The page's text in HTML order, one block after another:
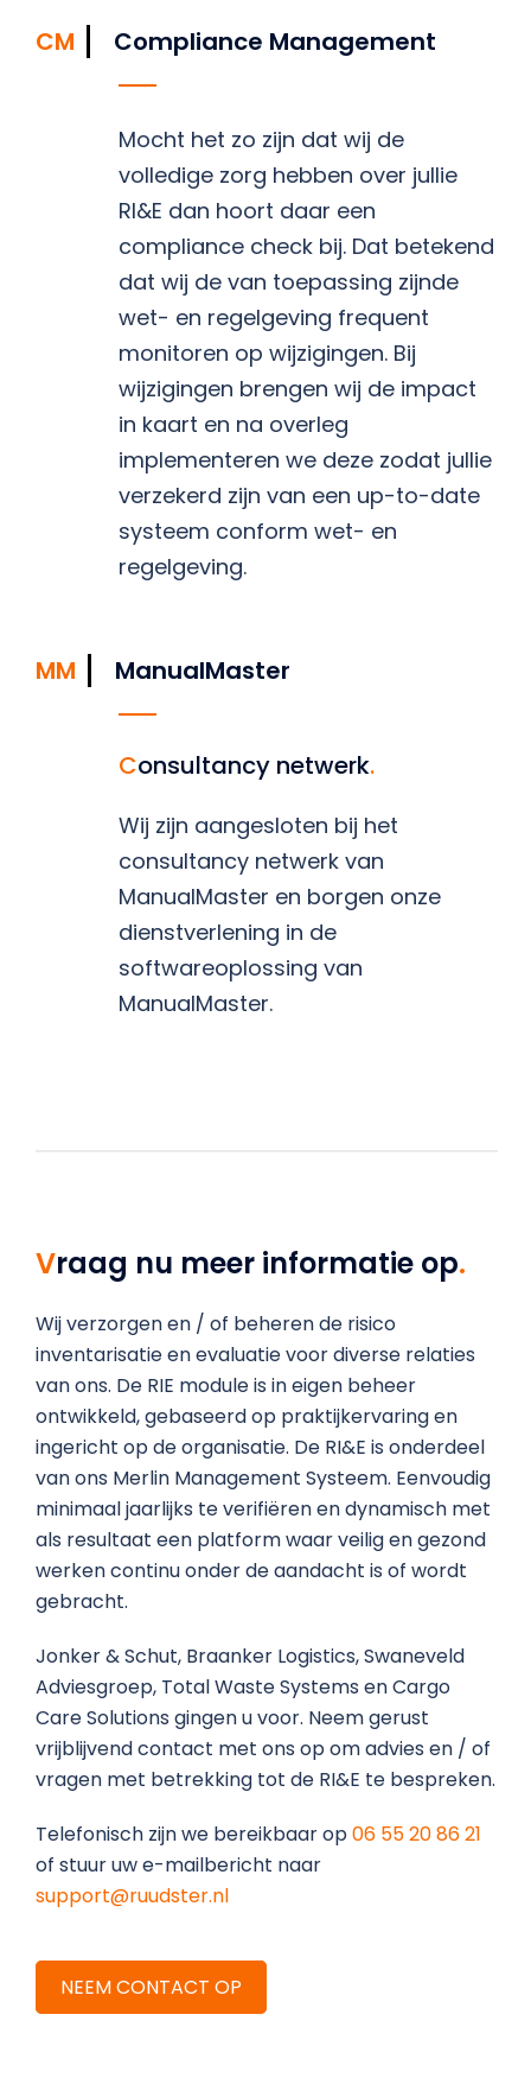
CM Compliance Management
Mocht het zo zijn dat wij de
volledige zorg hebben over jullie
RI&E dan hoort daar een
compliance check bij. Dat betekend
dat wij de van toepassing zijnde
wet- en regelgeving frequent
monitoren op wijzigingen. Bij
wijzigingen brengen wij de impact
in kaart en na overleg
implementeren we deze zodat jullie
verzekerd zijn van een up-to-date
systeem conform wet- en
regelgeving.
MM ManualMaster
Consultancy netwerk.
Wij zijn aangesloten bij het
consultancy netwerk van
ManualMaster en borgen onze
dienstverlening in de
softwareoplossing van
ManualMaster.
Vraag nu meer informatie op.
Wij verzorgen en / of beheren de risico
inventarisatie en evaluatie voor diverse relaties
van ons. De RIE module is in eigen beheer
ontwikkeld, gebaseerd op praktijkervaring en
ingericht op de organisatie. De RI&E is onderdeel
van ons Merlin Management Systeem. Eenvoudig
minimaal jaarlijks te verifiëren en dynamisch met
als resultaat een platform waar veilig en gezond
werken continu onder de aandacht is of wordt
gebracht.
Jonker & Schut, Braanker Logistics, Swaneveld
Adviesgroep, Total Waste Systems en Cargo
Care Solutions gingen u voor. Neem gerust
vrijblijvend contact met ons op om advies en / of
vragen met betrekking tot de RI&E te bespreken.
Telefonisch zijn we bereikbaar op06 55 20 86 21
of stuur uw e-mailbericht naar
support@ruudster.nl
NEEM CONTACT OP